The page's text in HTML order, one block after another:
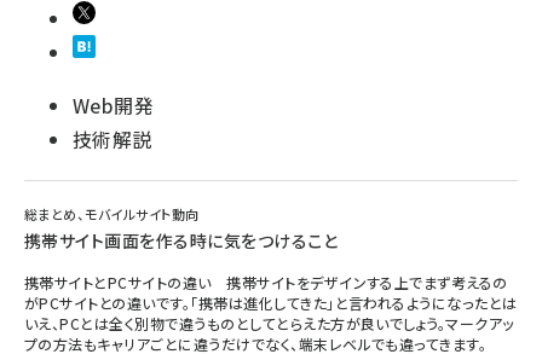
Web開発
技術解説
総まとめ、モバイルサイト動向
携帯サイト画面を作る時に気をつけること
携帯サイトとPCサイトの違い 携帯サイトをデザインする上でまず考えるの
がPCサイトとの違いです。「携帯は進化してきた」と言われるようになったとは
いえ、PCとは全く別物で違うものとしてとらえた方が良いでしょう。マークアッ
プの方法もキャリアごとに違うだけでなく、端末レベルでも違ってきます。